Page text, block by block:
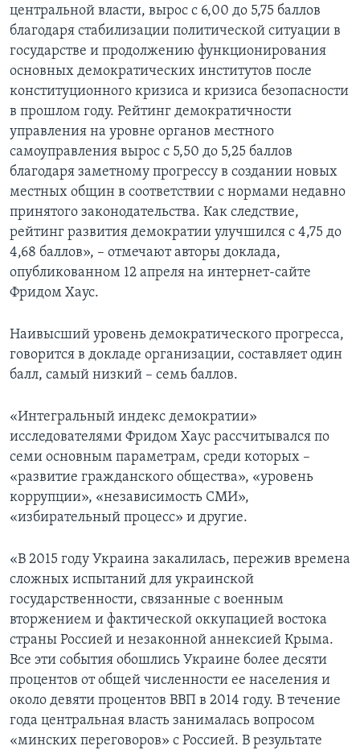
центральной власти, вырос с 6,00 до 5,75 баллов
благодаря стабилизации политической ситуации в
государстве и продолжению функционирования
основных демократических институтов после
конституционного кризиса и кризиса безопасности
в прошлом году. Рейтинг демократичности
управления на уровне органов местного
самоуправления вырос с 5,50 до 5,25 баллов
благодаря заметному прогрессу в создании новых
местных общин в соответствии с нормами недавно
принятого законодательства. Как следствие,
рейтинг развития демократии улучшился с 4,75 до
4,68 баллов», – отмечают авторы доклада,
опубликованном 12 апреля на интернет-сайте
Фридом Хаус.
Наивысший уровень демократического прогресса,
говорится в докладе организации, составляет один
балл, самый низкий – семь баллов.
«Интегральный индекс демократии»
исследователями Фридом Хаус рассчитывался по
семи основным параметрам, среди которых –
«развитие гражданского общества», «уровень
коррупции», «независимость СМИ»,
«избирательный процесс» и другие.
«В 2015 году Украина закалилась, пережив времена
сложных испытаний для украинской
государственности, связанные с военным
вторжением и фактической оккупацией востока
страны Россией и незаконной аннексией Крыма.
Все эти события обошлись Украине более десяти
процентов от общей численности ее населения и
около девяти процентов ВВП в 2014 году. В течение
года центральная власть занималась вопросом
«минских переговоров» с Россией. В результате